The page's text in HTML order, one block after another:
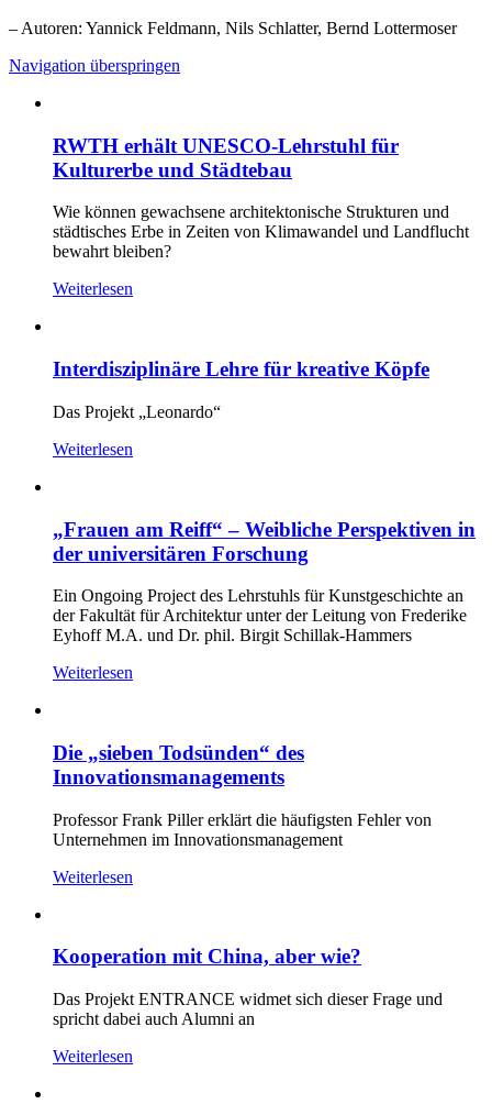
– Autoren: Yannick Feldmann, Nils Schlatter, Bernd Lottermoser
Navigation überspringen
RWTH erhält UNESCO-Lehrstuhl für
Kulturerbe und Städtebau
Wie können gewachsene architektonische Strukturen und
städtisches Erbe in Zeiten von Klimawandel und Landflucht
bewahrt bleiben?
Weiterlesen
Interdisziplinäre Lehre für kreative Köpfe
Das Projekt „Leonardo“
Weiterlesen
„Frauen am Reiff“ – Weibliche Perspektiven in
der universitären Forschung
Ein Ongoing Project des Lehrstuhls für Kunstgeschichte an
der Fakultät für Architektur unter der Leitung von Frederike
Eyhoff M.A. und Dr. phil. Birgit Schillak-Hammers
Weiterlesen
Die „sieben Todsünden“ des
Innovationsmanagements
Professor Frank Piller erklärt die häufigsten Fehler von
Unternehmen im Innovationsmanagement
Weiterlesen
Kooperation mit China, aber wie?
Das Projekt ENTRANCE widmet sich dieser Frage und
spricht dabei auch Alumni an
Weiterlesen